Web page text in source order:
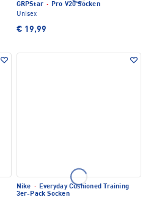
GRPStar · Pro V20 Socken
Unisex
€ 19,99
Nike · Everyday Cushioned Training
3er-Pack Socken